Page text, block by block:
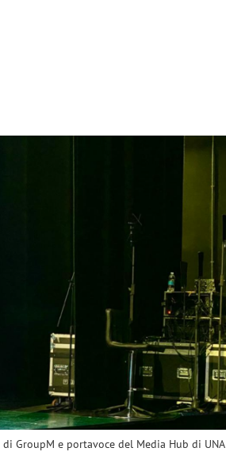
di GroupM e portavoce del Media Hub di UNA
Networking agli eventi: come la
startup Kicè punta a eliminare lo
"spreco di relazioni"